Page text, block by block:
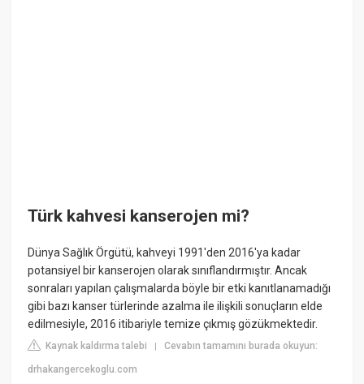
Türk kahvesi kanserojen mi?
Dünya Sağlık Örgütü, kahveyi 1991'den 2016'ya kadar
potansiyel bir kanserojen olarak sınıflandırmıştır. Ancak
sonraları yapılan çalışmalarda böyle bir etki kanıtlanamadığı
gibi bazı kanser türlerinde azalma ile ilişkili sonuçların elde
edilmesiyle, 2016 itibariyle temize çıkmış gözükmektedir.
Kaynak kaldırma talebi |Cevabın tamamını burada okuyun:
drhakangercekoglu.com